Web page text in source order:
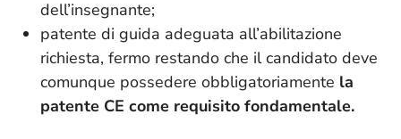
dell’insegnante;
patente di guida adeguata all’abilitazione
richiesta, fermo restando che il candidato deve
comunque possedere obbligatoriamente la
patente CE come requisito fondamentale.